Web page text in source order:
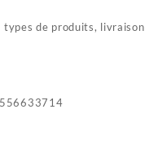
types de produits, livraison